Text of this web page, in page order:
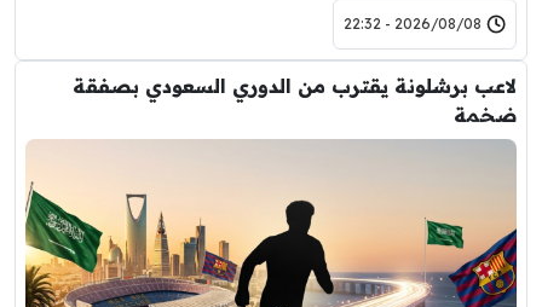
2026/08/08 - 22:32
لاعب برشلونة يقترب من الدوري السعودي بصفقة
ضخمة